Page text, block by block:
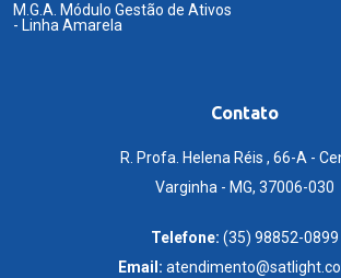
M.G.A. Módulo Gestão de Ativos
- Linha Amarela
Contato
R. Profa. Helena Réis , 66-A -
Varginha - MG, 37006-030
Telefone: (35) 98852-0899
Email: